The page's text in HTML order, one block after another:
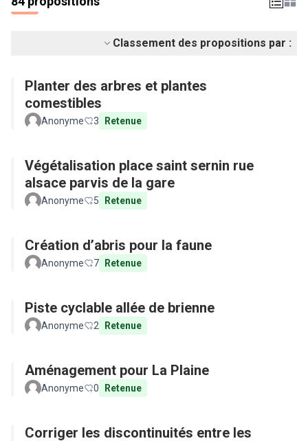
Classement des propositions par :
Planter des arbres et plantes
comestibles
Anonyme 3 Retenue
Végétalisation place saint sernin rue
alsace parvis de la gare
Anonyme 5 Retenue
Création d’abris pour la faune
Anonyme 7 Retenue
Piste cyclable allée de brienne
Anonyme 2 Retenue
Aménagement pour La Plaine
Anonyme 0 Retenue
Corriger les discontinuités entre les